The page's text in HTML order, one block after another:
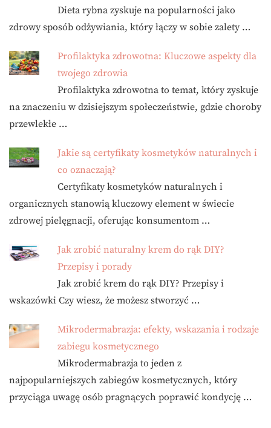
Dieta rybna zyskuje na popularności jako
zdrowy sposób odżywiania, który łączy w sobie zalety …
Profilaktyka zdrowotna: Kluczowe aspekty dla
twojego zdrowia
Profilaktyka zdrowotna to temat, który zyskuje
na znaczeniu w dzisiejszym społeczeństwie, gdzie choroby
przewlekłe …
Jakie są certyfikaty kosmetyków naturalnych i
co oznaczają?
Certyfikaty kosmetyków naturalnych i
organicznych stanowią kluczowy element w świecie
zdrowej pielęgnacji, oferując konsumentom …
Jak zrobić naturalny krem do rąk DIY?
Przepisy i porady
Jak zrobić krem do rąk DIY? Przepisy i
wskazówki Czy wiesz, że możesz stworzyć …
Mikrodermabrazja: efekty, wskazania i rodzaje
zabiegu kosmetycznego
Mikrodermabrazja to jeden z
najpopularniejszych zabiegów kosmetycznych, który
przyciąga uwagę osób pragnących poprawić kondycję …